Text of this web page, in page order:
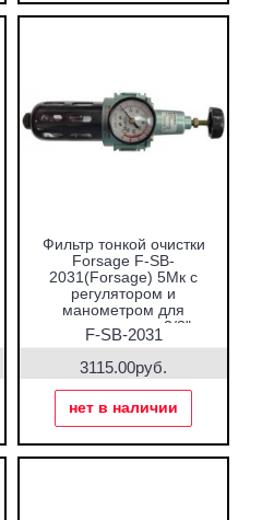
Фильтр тонкой очистки
Forsage F-SB-
2031(Forsage) 5Мк с
регулятором и
манометром для
пневмосистем 3/8"
F-SB-2031
3115.00руб.
нет в наличии